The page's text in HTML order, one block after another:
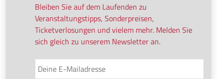
Bleiben Sie auf dem Laufenden zu
Veranstaltungstipps, Sonderpreisen,
Ticketverlosungen und vielem mehr. Melden Sie
sich gleich zu unserem Newsletter an.